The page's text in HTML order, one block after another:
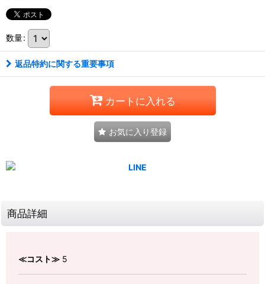
数量:
返品特約に関する重要事項
カートに入れる
お気に入り登録
商品詳細
≪コスト≫ 5